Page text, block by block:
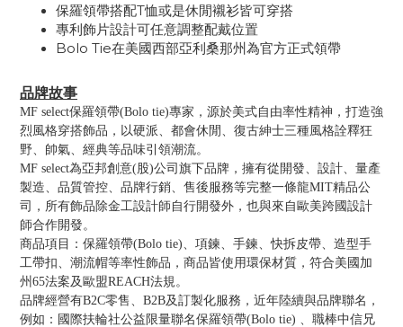
保羅領帶搭配T恤或是休閒襯衫皆可穿搭
專利飾片設計可任意調整配戴位置
Bolo Tie在美國西部亞利桑那州為官方正式領帶
品牌故事
MF select保羅領帶(Bolo tie)專家，源於美式自由率性精神，打造強
烈風格穿搭飾品，以硬派、都會休閒、復古紳士三種風格詮釋狂
野、帥氣、經典等品味引領潮流。
MF select為亞邦創意(股)公司旗下品牌，擁有從開發、設計、量產
製造、品質管控、品牌行銷、售後服務等完整一條龍MIT精品公
司，所有飾品除金工設計師自行開發外，也與來自歐美跨國設計
師合作開發。
商品項目：保羅領帶(Bolo tie)、項鍊、手鍊、快拆皮帶、造型手
工帶扣、潮流帽等率性飾品，商品皆使用環保材質，符合美國加
州65法案及歐盟REACH法規。
品牌經營有B2C零售、B2B及訂製化服務，近年陸續與品牌聯名，
例如：國際扶輪社公益限量聯名保羅領帶(Bolo tie) 、職棒中信兄